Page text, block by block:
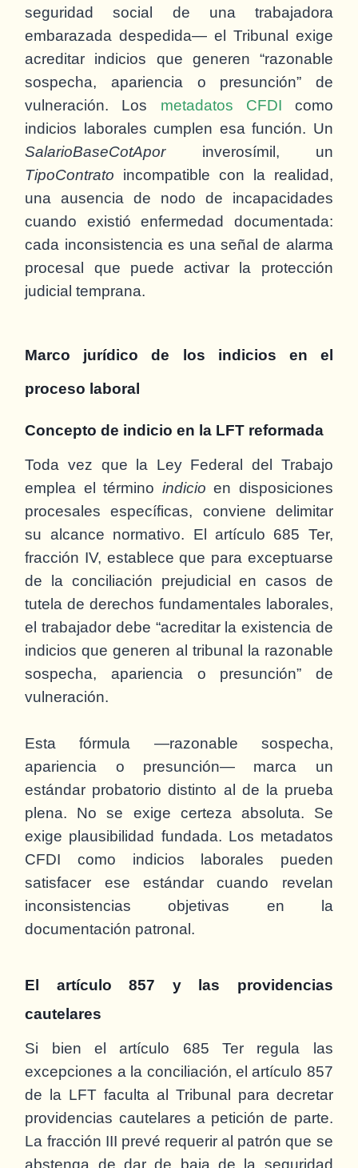
seguridad social de una trabajadora
embarazada despedida— el Tribunal exige
acreditar indicios que generen “razonable
sospecha, apariencia o presunción” de
vulneración. Los metadatos CFDI como
indicios laborales cumplen esa función. Un
SalarioBaseCotAporinverosímil, un
TipoContrato incompatible con la realidad,
una ausencia de nodo de incapacidades
cuando existió enfermedad documentada:
cada inconsistencia es una señal de alarma
procesal que puede activar la protección
judicial temprana.
Marco jurídico de los indicios en el
proceso laboral
Concepto de indicio en la LFT reformada
Toda vez que la Ley Federal del Trabajo
emplea el término indicio en disposiciones
procesales específicas, conviene delimitar
su alcance normativo. El artículo 685 Ter,
fracción IV, establece que para exceptuarse
de la conciliación prejudicial en casos de
tutela de derechos fundamentales laborales,
el trabajador debe “acreditar la existencia de
indicios que generen al tribunal la razonable
sospecha, apariencia o presunción” de
vulneración.
Esta fórmula —razonable sospecha,
apariencia o presunción— marca un
estándar probatorio distinto al de la prueba
plena. No se exige certeza absoluta. Se
exige plausibilidad fundada. Los metadatos
CFDI como indicios laborales pueden
satisfacer ese estándar cuando revelan
inconsistencias objetivas en la
documentación patronal.
El artículo 857 y las providencias
cautelares
Si bien el artículo 685 Ter regula las
excepciones a la conciliación, el artículo 857
de la LFT faculta al Tribunal para decretar
providencias cautelares a petición de parte.
La fracción III prevé requerir al patrón que se